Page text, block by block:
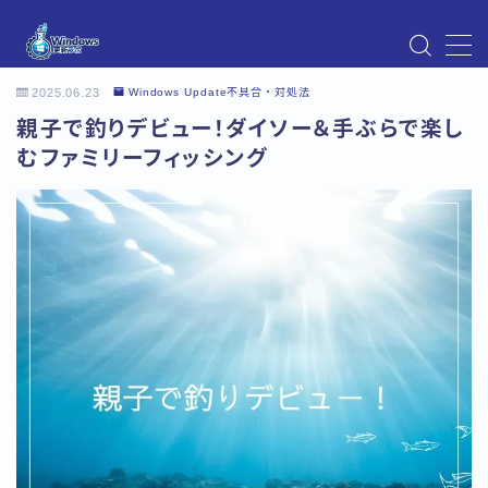
Instagram
Windows Updateの不具合・エラー対処法まとめ
【Windows11対応】
アクセス
お問い合わせ
デモプリセット記事 Part07
トップページ
プライバシーポリシー
プロフィール
利用規約／特定商取引法に基づく表記
有料記事の決済完了ページ
2025.06.23 Windows Update不具合・対処法
親子で釣りデビュー！ダイソー＆手ぶらで楽し
むファミリーフィッシング